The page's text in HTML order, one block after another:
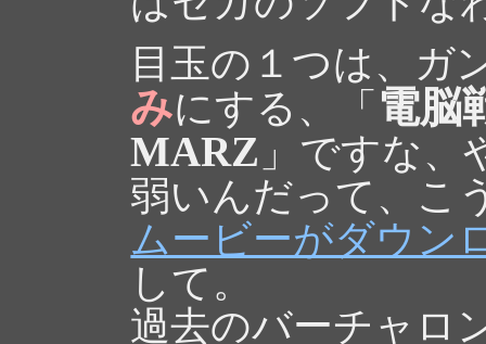
目玉の１つは、ガ
みにする、「 電脳
MARZ 」ですな、
弱いんだって、こ
ムービーがダウン
して。
過去のバーチャロ